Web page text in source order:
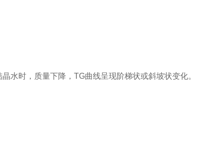
时，质量下降，TG曲线呈现阶梯状或斜坡状变化。